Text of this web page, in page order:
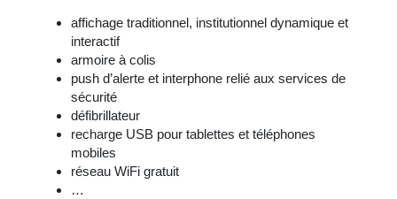
affichage traditionnel, institutionnel dynamique et
interactif
armoire à colis
push d’alerte et interphone relié aux services de
sécurité
défibrillateur
recharge USB pour tablettes et téléphones
mobiles
réseau WiFi gratuit
…